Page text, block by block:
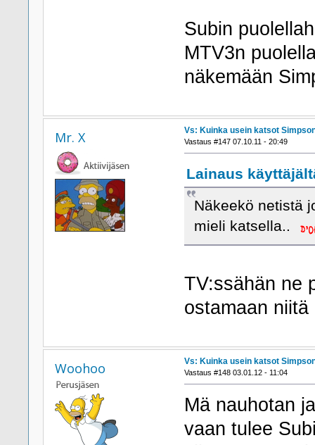
Subin
MTV3n
näkemään
Mr. X Vs: Kuinka usein katsot
Vastaus #147 07.10.11 - 20:49
Lainaus
Näkeekö netistä
mieli katsella..
TV:ssähän ne
ostamaan
Woohoo Vs: Kuinka usein katsot
Vastaus #148 03.01.12 - 11:04
Mä nauhotan
vaan tulee